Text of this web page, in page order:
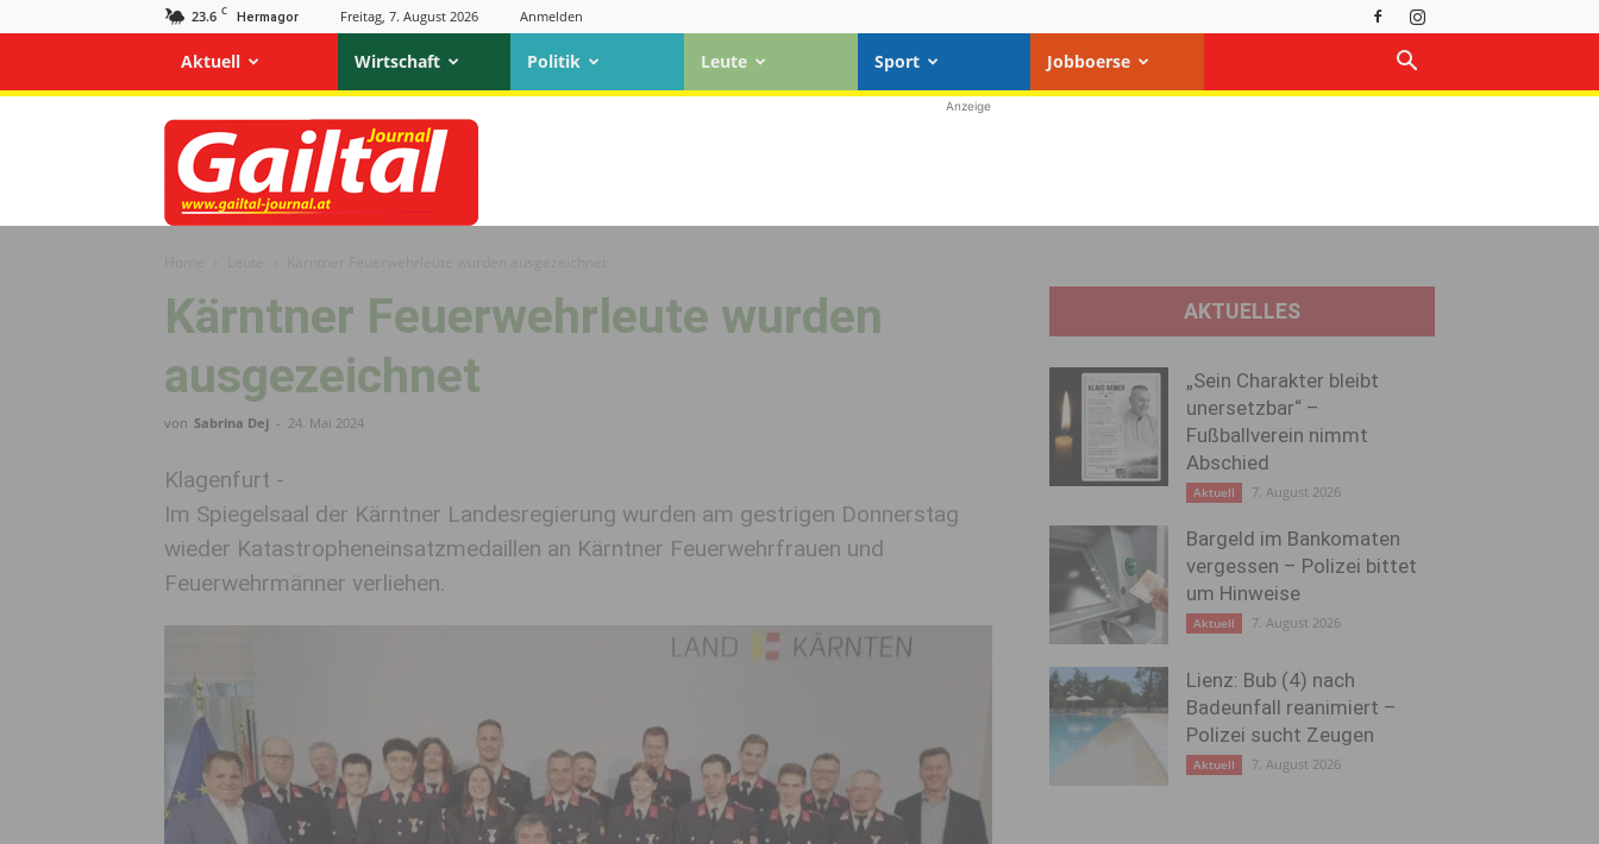
23.6 C Hermagor Freitag, 7. August 2026 Anmelden
Aktuell Wirtschaft Politik Leute Sport Jobboerse
Gailtal
Journal
Anzeige
Kärntner Feuerwehrleute wurden
ausgezeichnet
von Sabrina Dej - 24. Mai 2024
Klagenfurt -
Im Spiegelsaal der Kärntner Landesregierung wurden am gestrigen Donnerstag
wieder Katastropheneinsatzmedaillen an Kärntner Feuerwehrfrauen und
Feuerwehrmänner verliehen.
AKTUELLES
„Sein Charakter bleibt
unersetzbar“ –
Fußballverein nimmt
Abschied
Aktuell 7. August 2026
Bargeld im Bankomaten
vergessen – Polizei bittet
um Hinweise
Aktuell 7. August 2026
Lienz: Bub (4) nach
Badeunfall reanimiert –
Polizei sucht Zeugen
Aktuell 7. August 2026